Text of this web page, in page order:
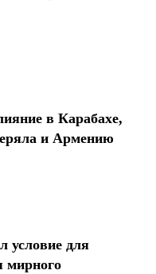
в Карабахе,
и Армению
условие для
мирного